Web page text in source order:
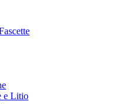
e Litio